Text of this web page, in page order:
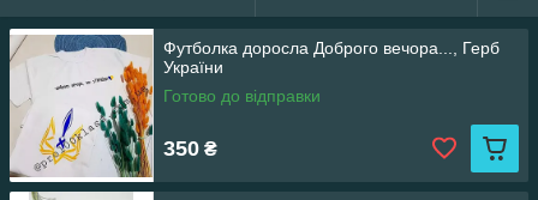
Футболка доросла Доброго вечора..., Герб
України
Готово до відправки
350 ₴